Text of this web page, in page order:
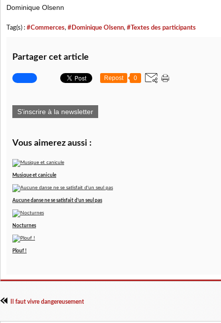
Dominique Olsenn
Tag(s) : #Commerces, #Dominique Olsenn, #Textes des participants
Partager cet article
Repost 0
S'inscrire à la newsletter
Vous aimerez aussi :
Musique et canicule
Aucune danse ne se satisfait d'un seul pas
Nocturnes
Plouf !
Il faut vivre dangereusement